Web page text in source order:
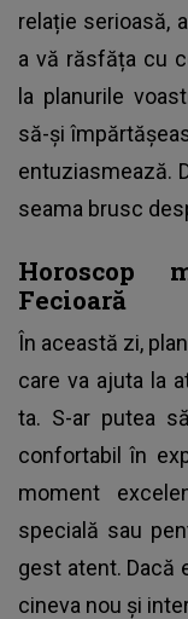
relație serioasă,
a vă răsfăța cu
la planurile
să-și
entuziasmează.
seama brusc
Horoscop
Fecioară
În această zi,
care va ajuta la
ta. S-ar putea
confortabil în
moment
specială sau
gest atent. Dacă
cineva nou și